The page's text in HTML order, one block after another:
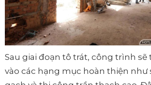
Sau giai đoạn tô trát, công trình sẽ
vào các hạng mục hoàn thiện như